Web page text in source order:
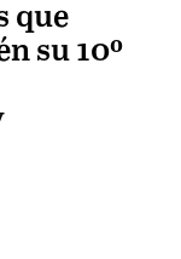
que
su 10º